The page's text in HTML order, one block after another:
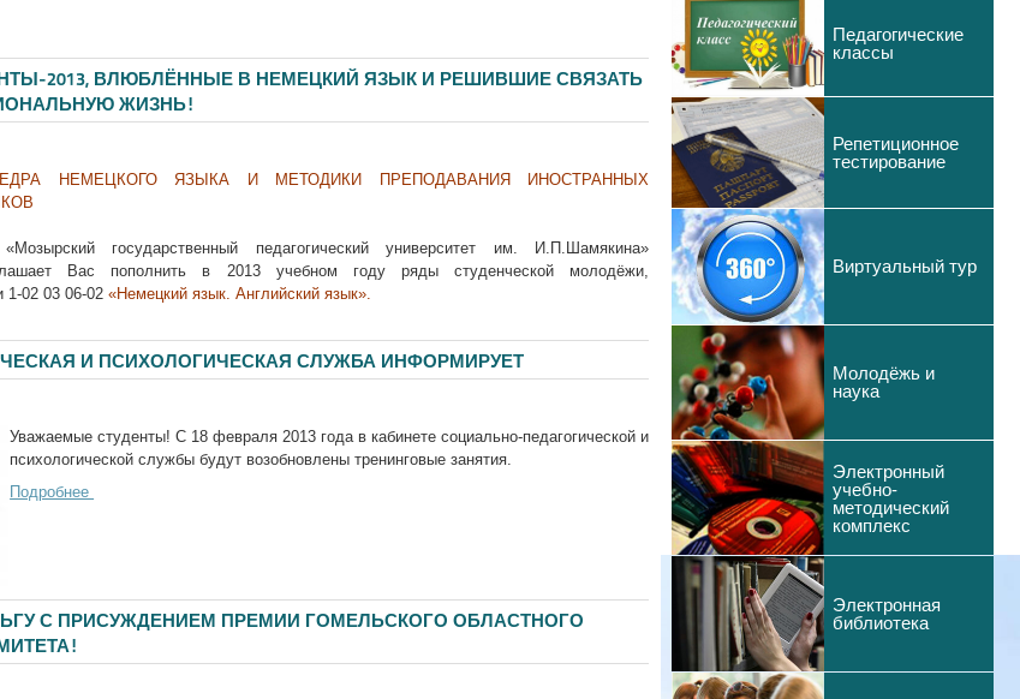
2013, ВЛЮБЛЁННЫЕ В НЕМЕЦКИЙ ЯЗЫК И РЕШИВШИЕ СВЯЗАТЬ
ЖИЗНЬ!
НЕМЕЦКОГО ЯЗЫКА И МЕТОДИКИ ПРЕПОДАВАНИЯ ИНОСТРАННЫХ
государственный педагогический университет им. И.П.Шамякина»
Вас пополнить в 2013 учебном году ряды студенческой молодёжи,
1-02 03 06-02«Немецкий язык. Английский язык».
И ПСИХОЛОГИЧЕСКАЯ СЛУЖБА ИНФОРМИРУЕТ
Уважаемые студенты! С 18 февраля 2013 года в кабинете социально-педагогической и
психологической службы будут возобновлены тренинговые занятия.
Подробнее
С ПРИСУЖДЕНИЕМ ПРЕМИИ ГОМЕЛЬСКОГО ОБЛАСТНОГО
Педагогические
классы
Репетиционное
тестирование
Виртуальный тур
Молодёжь и
наука
Электронный
учебно-
методический
комплекс
Электронная
библиотека